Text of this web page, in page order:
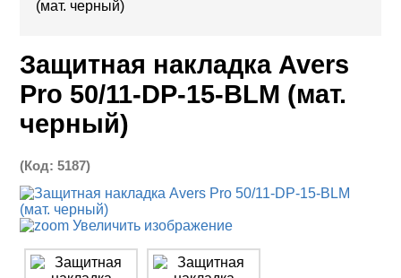
(мат. черный)
Защитная накладка Avers
Pro 50/11-DP-15-BLM (мат.
черный)
(Код:5187)
Увеличить изображение